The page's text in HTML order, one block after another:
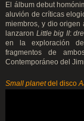
El álbum debut
aluvión de críticas
miembros, y dio origen
lanzaron Little big II:
en la exploración
fragmentos de
Contemporáneo del
Small planetdel disco